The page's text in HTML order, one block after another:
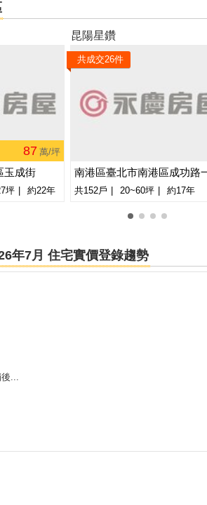
900 萬以下
1200 萬 - 1500 萬
1500 萬 - 2500 萬
4000 萬以上
萬
坪數不限
30 坪 - 40 坪
-
87 萬/坪
玉成街
坪 約22年
昆陽星鑽
南港區臺北市南港區成功路
共152戶 20~60坪 約17年
共成交26件
年7月 住宅實價登錄趨勢
...